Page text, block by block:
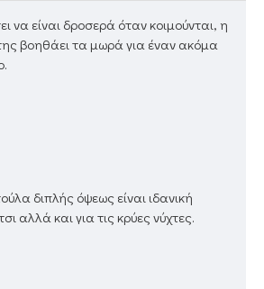
να είναι δροσερά όταν κοιμούνται, η
βοηθάει τα μωρά για έναν ακόμα
διπλής όψεως είναι ιδανική
αλλά και για τις κρύες νύχτες.